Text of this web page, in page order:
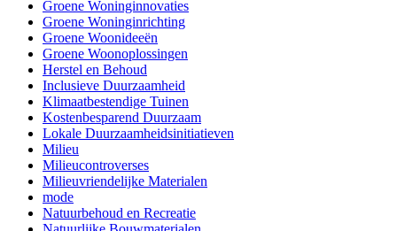
Groene Woninginnovaties
Groene Woninginrichting
Groene Woonideeën
Groene Woonoplossingen
Herstel en Behoud
Inclusieve Duurzaamheid
Klimaatbestendige Tuinen
Kostenbesparend Duurzaam
Lokale Duurzaamheidsinitiatieven
Milieu
Milieucontroverses
Milieuvriendelijke Materialen
mode
Natuurbehoud en Recreatie